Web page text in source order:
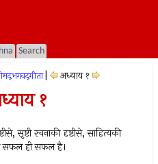
Search
अध्याय १
१
सृष्टी रचनाकी दृष्टीसे, साहित्यकी
सफल ही सफल है।